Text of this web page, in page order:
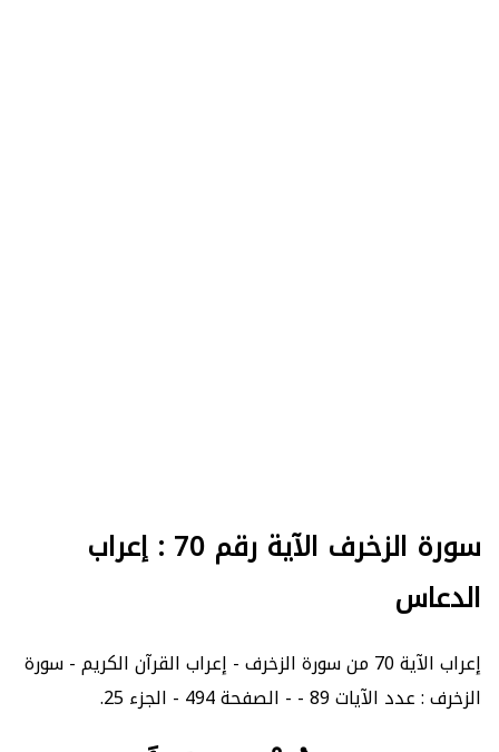
سورة الزخرف الآية رقم 70 : إعراب
الدعاس
إعراب الآية 70 من سورة الزخرف - إعراب القرآن الكريم - سورة
الزخرف : عدد الآيات 89 - - الصفحة 494 - الجزء 25.